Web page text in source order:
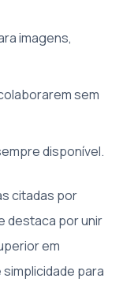
imagens,
sem
disponível.
citadas por
destaca por unir
em
para